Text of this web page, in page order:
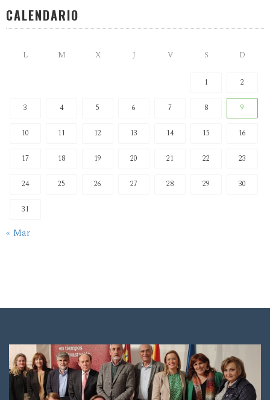
CALENDARIO
L M X J V S D
1 2
3 4 5 6 7 8 9
10 11 12 13 14 15 16
17 18 19 20 21 22 23
24 25 26 27 28 29 30
31
« Mar